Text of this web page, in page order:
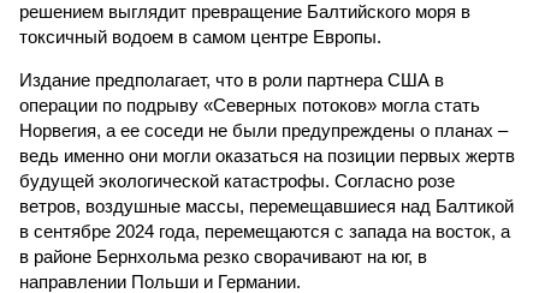
решением выглядит превращение Балтийского моря в
токсичный водоем в самом центре Европы.
Издание предполагает, что в роли партнера США в
операции по подрыву «Северных потоков» могла стать
Норвегия, а ее соседи не были предупреждены о планах –
ведь именно они могли оказаться на позиции первых жертв
будущей экологической катастрофы. Согласно розе
ветров, воздушные массы, перемещавшиеся над Балтикой
в сентябре 2024 года, перемещаются с запада на восток, а
в районе Бернхольма резко сворачивают на юг, в
направлении Польши и Германии.